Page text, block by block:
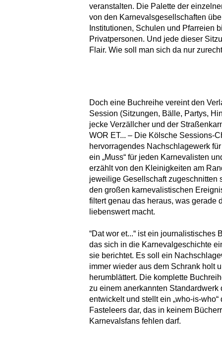
veranstalten. Die Palette der
von den Karnevalsgesellschaften
Institutionen, Schulen und Pfarreien
Privatpersonen. Und jede dieser
Flair. Wie soll man sich da nur
Doch eine Buchreihe vereint den
Session (Sitzungen, Bälle, Partys,
jecke Verzällcher und der
WOR ET... – Die Kölsche Sessions-
hervorragendes Nachschlagewerk
ein „Muss“ für jeden Karnevalisten
erzählt von den Kleinigkeiten am
jeweilige Gesellschaft zugeschnitten
den großen karnevalistischen
filtert genau das heraus, was gerade
liebenswert macht.
“Dat wor et...“ ist ein journalistisches
das sich in die Karnevalgeschichte
sie berichtet. Es soll ein
immer wieder aus dem Schrank holt
herumblättert. Die komplette
zu einem anerkannten Standardwerk
entwickelt und stellt ein „who-is-who“
Fasteleers dar, das in keinem
Karnevalsfans fehlen darf.